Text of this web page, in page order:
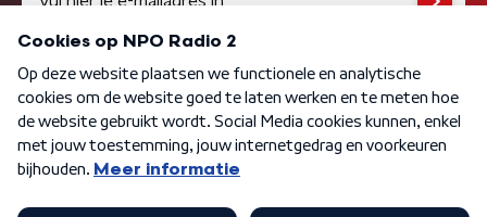
Algemene voorwaarden